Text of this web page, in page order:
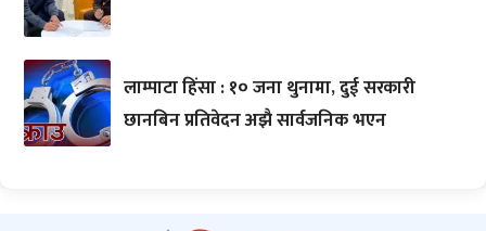
लाम्पाटा हिंसा : १० जना थुनामा, दुई सरकारी
छानबिन प्रतिवेदन अझै सार्वजनिक भएन